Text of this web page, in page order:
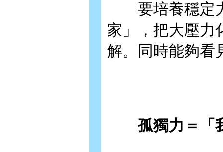
要培養穩定力
家」，把大壓力
解。同時能夠看
孤獨力＝「